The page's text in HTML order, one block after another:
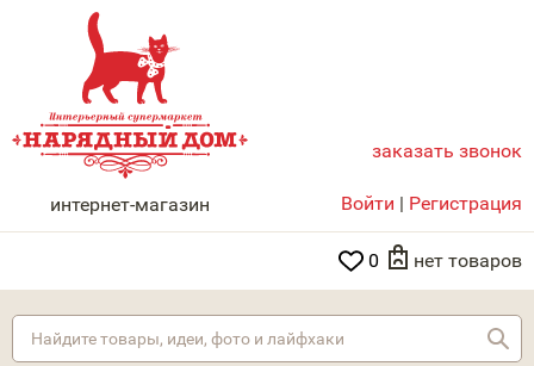
НАРЯДНЫЙ ДОМ
интернет-магазин
заказать звонок
Войти | Регистрация
0 нет товаров